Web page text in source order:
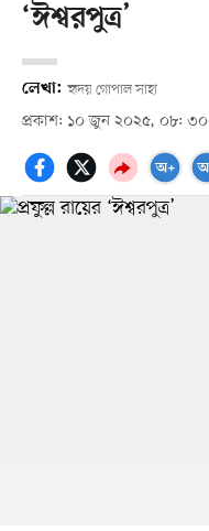
‘ঈশ্বরপুত্র’
লেখা: হৃদয় গোপাল সাহা
প্রকাশ: ১০ জুন ২০২৫, ০৮: ৩০